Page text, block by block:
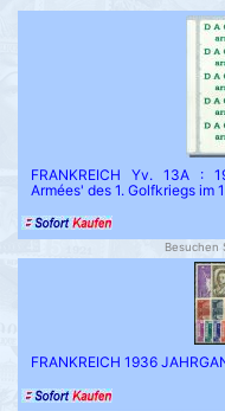
FRANKREICH Yv. 13A :
Armées' des 1. Golfkriegs im
Besuchen
FRANKREICH 1936